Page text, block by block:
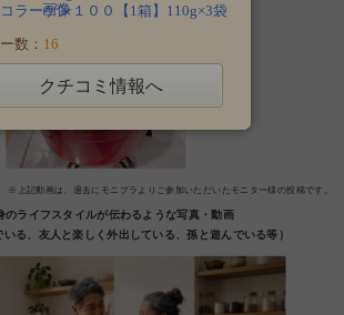
※上記動画は、過去にモニプラよりご参加いただいたモニター様の投稿です。
のライフスタイルが伝わるような写真・動画
る、友人と楽しく外出している、孫と遊んでいる等）
ラーゲン１００【1箱】110g×3袋
数： 16
クチコミ情報へ